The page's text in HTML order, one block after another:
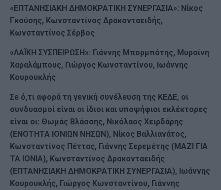
«ΕΠΤΑΝΗΣΙΑΚΗ ΔΗΜΟΚΡΑΤΙΚΗ ΣΥΝΕΡΓΑΣΙΑ»: Νίκος
Γκούσης, Κωνσταντίνος Δρακονταειδής,
Κωνσταντίνος Σέρβος
«ΛΑΪΚΗ ΣΥΣΠΕΙΡΩΣΗ»: Γιάννης Μπορμπότης, Μυρσίνη
Χαραλάμπους, Γιώργος Κωνσταντίνου, Ιωάννης
Κουρουκλής
Σε ό,τι αφορά τη γενική συνέλευση της ΚΕΔΕ, οι
συνδυασμοί είναι οι ίδιοι και υποψήφιοι εκλέκτορες
είναι οι: Θωμάς Βλάσσης, Νικόλαος Χειρδάρης
(ΕΝΟΤΗΤΑ ΙΟΝΙΩΝ ΝΗΣΩΝ), Νίκος Βαλλιανάτος,
Κωνσταντίνος Πέττας, Γιάννης Σερεμέτης (ΜΑΖΙ ΓΙΑ
ΤΑ ΙΟΝΙΑ), Κωνσταντίνος Δρακονταειδής
(ΕΠΤΑΝΗΣΙΑΚΗ ΔΗΜΟΚΡΑΤΙΚΗ ΣΥΝΕΡΓΑΣΙΑ), Ιωάννης
Κουρουκλής, Γιώργος Κωνσταντίνου, Γιάννης